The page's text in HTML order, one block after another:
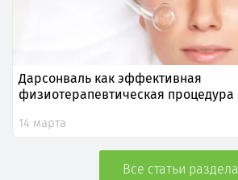
Дарсонваль как эффективная
физиотерапевтическая процедура
14 марта
Все статьи раздела